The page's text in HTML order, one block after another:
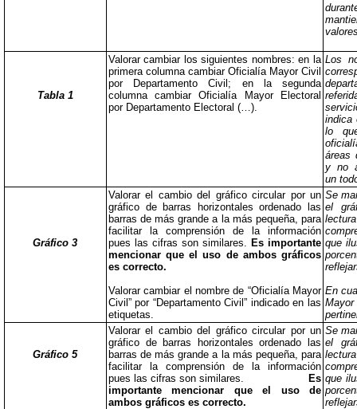
Tabla 1
Valorar cambiar los siguientes nombres: en la
primera columna cambiar Oficialía Mayor Civil
por Departamento Civil; en la segunda
columna cambiar Oficialía Mayor Electoral
por Departamento Electoral (…).
Los
indica
lo
áreas
y no
un
Gráfico 3
Valorar el cambio del gráfico circular por un
gráfico de barras horizontales ordenado las
barras de más grande a la más pequeña, para
facilitar la comprensión de la información
pues las cifras son similares. Es importante
mencionar que el uso de ambos gráficos
es correcto.
Valorar cambiar el nombre de “Oficialía Mayor
Civil” por “Departamento Civil” indicado en las
etiquetas.
Se
el
que
En
Gráfico 5
Valorar el cambio del gráfico circular por un
gráfico de barras horizontales ordenado las
barras de más grande a la más pequeña, para
facilitar la comprensión de la información
pues las cifras son similares.
Es
importante mencionar que el uso de
ambos gráficos es correcto.
Se
el
que